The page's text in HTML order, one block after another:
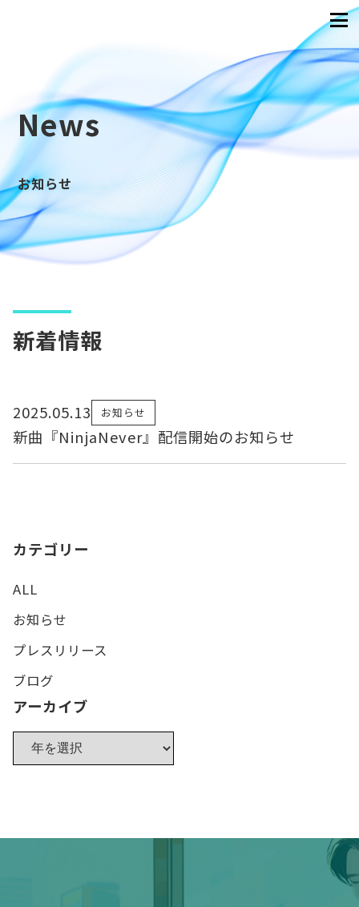
News
お知らせ
新着情報
2025.05.13 お知らせ
新曲『NinjaNever』配信開始のお知らせ
カテゴリー
ALL
お知らせ
プレスリリース
ブログ
アーカイブ